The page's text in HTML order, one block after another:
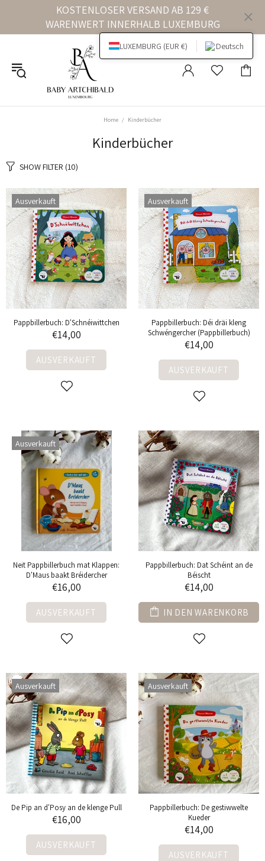
KOSTENLOSER VERSAND AB 129 €
WARENWERT INNERHALB LUXEMBURG
Home Kinderbücher
Kinderbücher
SHOW FILTER (10)
Ausverkauft
Pappbillerbuch: D'Schnéiwittchen
€14,00
AUSVERKAUFT
Ausverkauft
Pappbillerbuch: Déi dräi kleng
Schwéngercher (Pappbillerbuch)
€14,00
AUSVERKAUFT
Ausverkauft
Neit Pappbillerbuch mat Klappen:
D'Maus baakt Bréidercher
€16,00
AUSVERKAUFT
Pappbillerbuch: Dat Schéint an de
Béischt
€14,00
IN DEN WARENKORB
Ausverkauft
De Pip an d'Posy an de klenge Pull
€16,00
AUSVERKAUFT
Ausverkauft
Pappbillerbuch: De gestiwwelte
Kueder
€14,00
AUSVERKAUFT
LUXEMBURG (EUR €) Deutsch